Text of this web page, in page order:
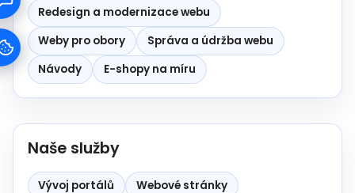
Redesign a modernizace webu
Weby pro obory
Správa a údržba webu
Návody
E-shopy na míru
Naše služby
Vývoj portálů
Webové stránky